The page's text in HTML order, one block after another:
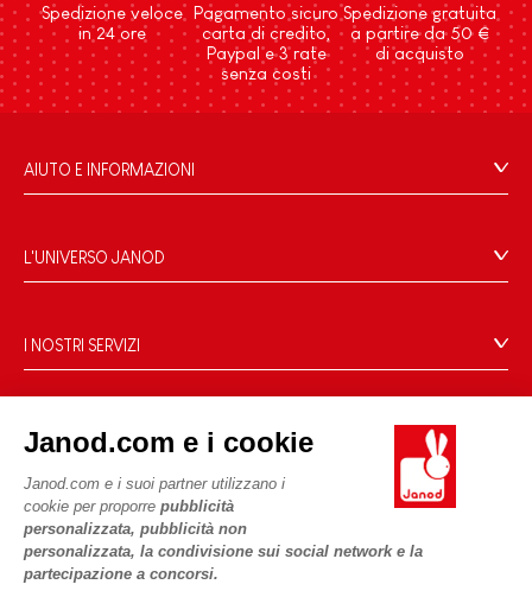
Janod.com e i cookie
Janod.com e i suoi partner utilizzano i
cookie per proporre pubblicità
personalizzata, pubblicità non
personalizzata, la condivisione sui social network e la
partecipazione a concorsi.
Spedizione veloce
in 24 ore
Pagamento sicuro
carta di credito,
Paypal e 3 rate
senza costi
Spedizione gratuita
a partire da 50 €
di acquisto
AIUTO E INFORMAZIONI
Domande Frequenti
Contatti
Richiamo prodotti
Termini delle offerte
Condizioni d'uso #YesJanod
L'UNIVERSO JANOD
Le nostre attività
Impegni di RSI
I NOSTRI SERVIZI
Spedizione
Video
Regole di gioco e istruzioni
Pezzi staccati
PROFESSIONALE
Contatti stampa
SEGUICI